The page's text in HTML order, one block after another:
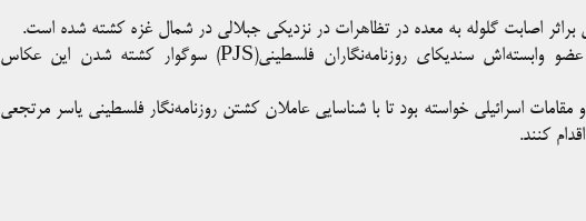
اصابت گلوله به معده در تظاهرات در نزدیکی جبلالی در شمال غزه کشته شده است.
فدراسیون بین‌المللی روزنامه‌نگاران(IFJ) همراه با عضو وابسته‌اش سندیکای روزنامه‌نگاران فلسطینی(PJS) سوگوار کشته شدن این عکاس
و مقامات اسرائیلی خواسته بود تا با شناسایی عاملان کشتن روزنامه‌نگار فلسطینی یاسر مرتجعی
کنند.